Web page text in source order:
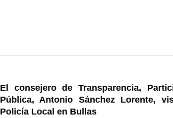
El consejero de Transparencia,
Pública, Antonio Sánchez Lorente,
Policía Local en Bullas